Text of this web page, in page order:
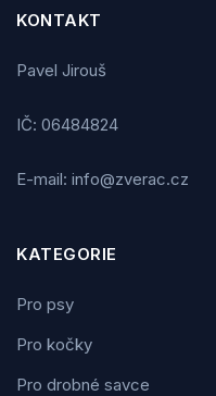
KONTAKT
Pavel Jirouš
IČ: 06484824
E-mail: info@zverac.cz
KATEGORIE
Pro psy
Pro kočky
Pro drobné savce